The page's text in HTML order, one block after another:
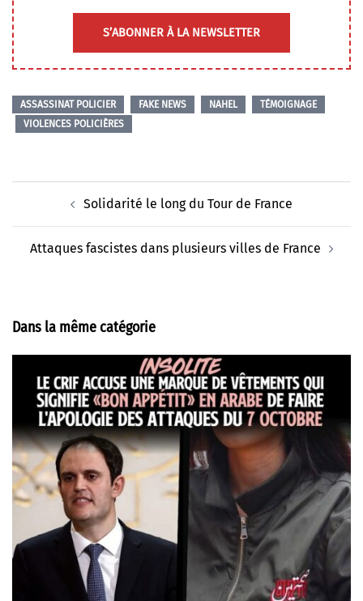
S’ABONNER À LA NEWSLETTER
ASSASSINAT POLICIER FAKE NEWS NAHEL
TÉMOIGNAGE
VIOLENCES POLICIÈRES
d’article
Solidarité le long du Tour de France
Attaques fascistes dans plusieurs villes de France
Dans la même catégorie